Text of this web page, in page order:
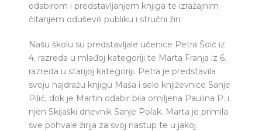
odabirom i predstavljanjem knjiga te izražajnim
čitanjem oduševili publiku i stručni žiri.
Našu školu su predstavljale učenice Petra Šoić iz
4. razreda u mlađoj kategoriji te Marta Franja iz 6.
razreda u starijoj kategoriji. Petra je predstavila
svoju najdražu knjigu Maša i selo književnice Sanje
Pilić, dok je Martin odabir bila omiljena Paulina P. i
njen Skijaški dnevnik Sanje Polak. Marta je primila
sve pohvale žirija za svoj nastup te u jakoj